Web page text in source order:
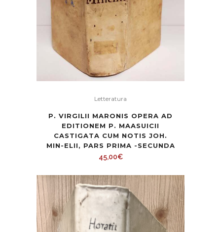
Letteratura
P. VIRGILII MARONIS OPERA AD
EDITIONEM P. MAASUICII
CASTIGATA CUM NOTIS JOH.
MIN-ELII, PARS PRIMA -SECUNDA
45,00€